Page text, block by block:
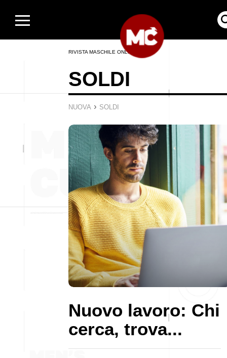
RIVISTA MASCHILE ONLINE
SOLDI
NUOVA › SOLDI
Nuovo lavoro: Chi
cerca, trova...